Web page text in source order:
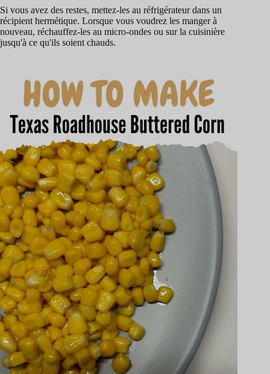
Si vous avez des restes, mettez-les au réfrigérateur dans un
récipient hermétique. Lorsque vous voudrez les manger à
nouveau, réchauffez-les au micro-ondes ou sur la cuisinière
jusqu'à ce qu'ils soient chauds.